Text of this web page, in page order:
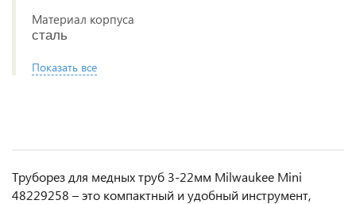
Материал корпуса
сталь
Показать все
Труборез для медных труб 3-22мм Milwaukee Mini
48229258 – это компактный и удобный инструмент,